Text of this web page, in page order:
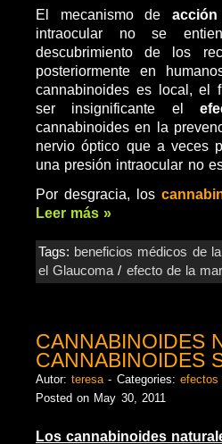
El mecanismo de
intraocular no se
descubrimiento de los
posteriormente en
cannabinoides es local, el
ser insignificante el
cannabinoides en la
nervio óptico que a veces
una presión intraocular no
Por desgracia, los
Leer más »
Tags: beneficios médicos de
el Glaucoma / efecto de la
CANNABINOIDES
CANNABINOIDES
Autor:teresa- Categories: efectos
Posted on May 30, 2011
Los cannabinoides